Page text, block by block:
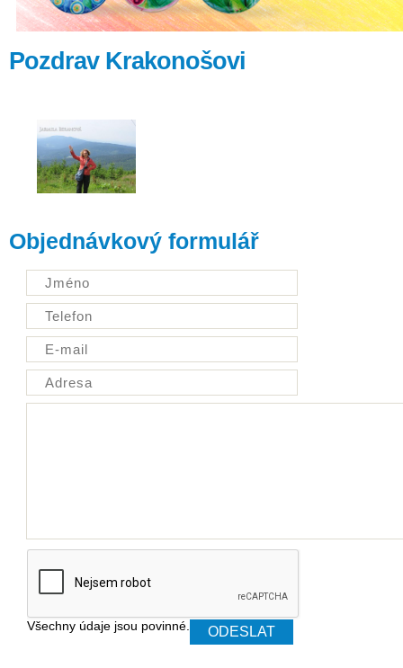
Pozdrav Krakonošovi
Objednávkový formulář
Všechny údaje jsou povinné.